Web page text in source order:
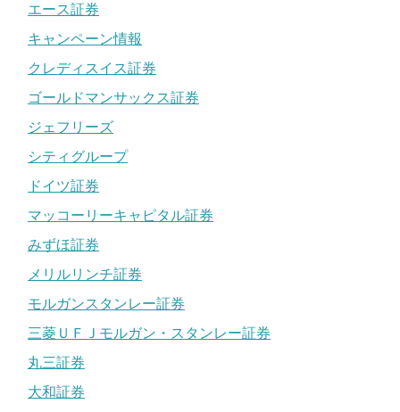
エース証券
キャンペーン情報
クレディスイス証券
ゴールドマンサックス証券
ジェフリーズ
シティグループ
ドイツ証券
マッコーリーキャピタル証券
みずほ証券
メリルリンチ証券
モルガンスタンレー証券
三菱ＵＦＪモルガン・スタンレー証券
丸三証券
大和証券